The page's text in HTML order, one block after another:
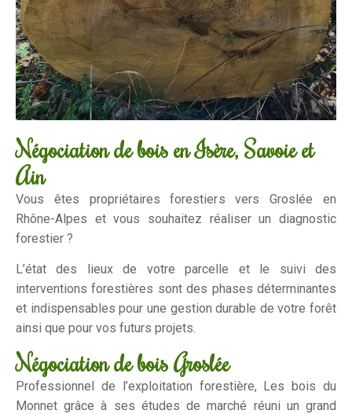
Négociation de bois en Isère, Savoie et
Ain
Vous êtes propriétaires forestiers vers Groslée en
Rhône-Alpes et vous souhaitez réaliser un diagnostic
forestier ?
L’état des lieux de votre parcelle et le suivi des
interventions forestières sont des phases déterminantes
et indispensables pour une gestion durable de votre forêt
ainsi que pour vos futurs projets.
Négociation de bois Groslée
Professionnel de l’exploitation forestière, Les bois du
Monnet grâce à ses études de marché réuni un grand